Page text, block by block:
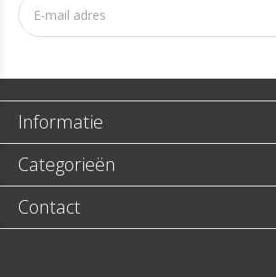
Informatie
Categorieën
Contact